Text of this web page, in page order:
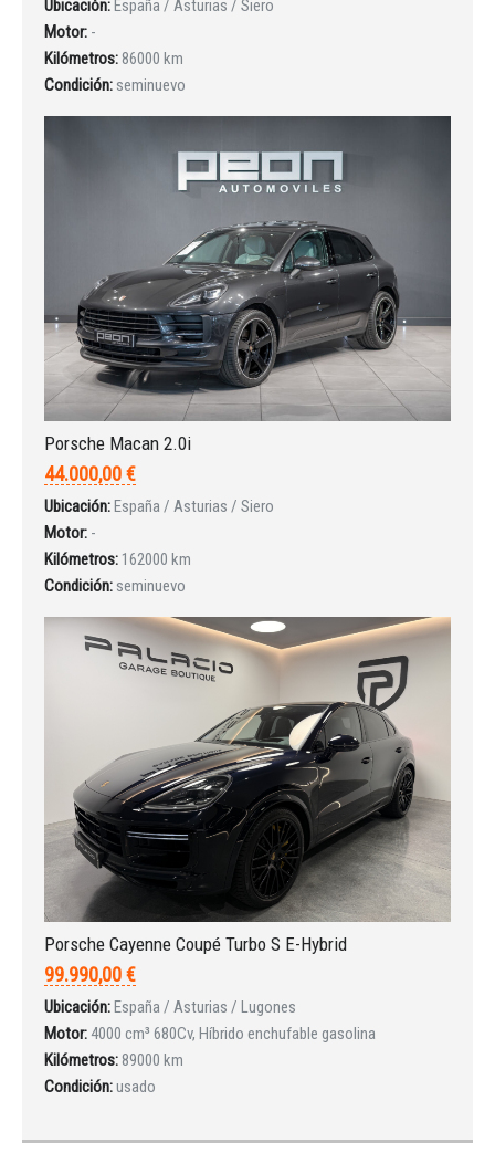
Iniciar sesión
INICIAR SESIÓN
¿Ha olvidado la contraseña?
Ubicación: España / Asturias / Siero
Motor: -
Kilómetros: 86000 km
Condición: seminuevo
Porsche Macan 2.0i
44.000,00 €
Ubicación:España / Asturias / Siero
Motor: -
Kilómetros: 162000 km
Condición: seminuevo
Porsche Cayenne Coupé Turbo S E-Hybrid
99.990,00 €
Ubicación:España / Asturias / Lugones
Motor:4000 cm³ 680Cv, Híbrido enchufable gasolina
Kilómetros: 89000 km
Condición:usado